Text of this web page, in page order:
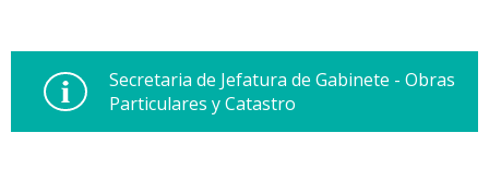
Secretaria de Jefatura de Gabinete - Obras
Particulares y Catastro